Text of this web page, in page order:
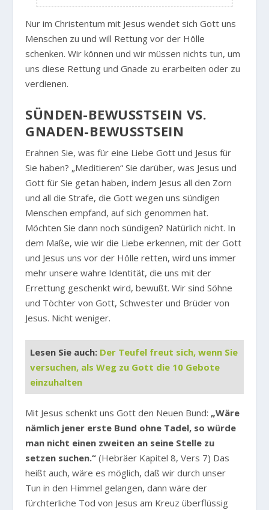
Nur im Christentum mit Jesus wendet sich Gott uns
Menschen zu und will Rettung vor der Hölle
schenken. Wir können und wir müssen nichts tun, um
uns diese Rettung und Gnade zu erarbeiten oder zu
verdienen.
SÜNDEN-BEWUSSTSEIN VS. G
NADEN-BEWUSSTSEIN
Erahnen Sie, was für eine Liebe Gott und Jesus für
Sie haben? „Meditieren“ Sie darüber, was Jesus und
Gott für Sie getan haben, indem Jesus all den Zorn
und all die Strafe, die Gott wegen uns sündigen
Menschen empfand, auf sich genommen hat.
Möchten Sie dann noch sündigen? Natürlich nicht. In
dem Maße, wie wir die Liebe erkennen, mit der Gott
und Jesus uns vor der Hölle retten, wird uns immer
mehr unsere wahre Identität, die uns mit der
Errettung geschenkt wird, bewußt. Wir sind Söhne
und Töchter von Gott, Schwester und Brüder von
Jesus. Nicht weniger.
Lesen Sie auch: Der Teufel freut sich, wenn Sie
versuchen, als Weg zu Gott die 10 Gebote
einzuhalten
Mit Jesus schenkt uns Gott den Neuen Bund: „Wäre
nämlich jener erste Bund ohne Tadel, so würde
man nicht einen zweiten an seine Stelle zu
setzen suchen.“ (Hebräer Kapitel 8, Vers 7) Das
heißt auch, wäre es möglich, daß wir durch unser
Tun in den Himmel gelangen, dann wäre der
fürchterliche Tod von Jesus am Kreuz überflüssig